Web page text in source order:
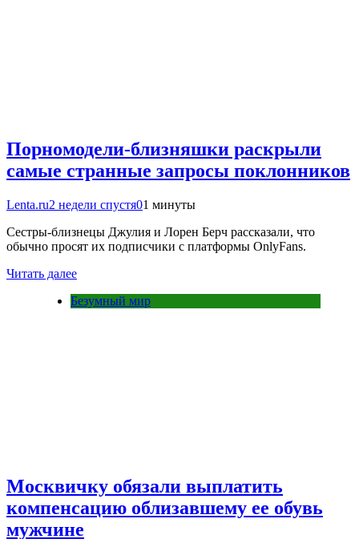
Порномодели-близняшки раскрыли
самые странные запросы поклонников
Lenta.ru2 недели спустя01 минуты
Сестры-близнецы Джулия и Лорен Берч рассказали, что
обычно просят их подписчики с платформы OnlyFans.
Читать далее
Безумный мир
Москвичку обязали выплатить
компенсацию облизавшему ее обувь
мужчине